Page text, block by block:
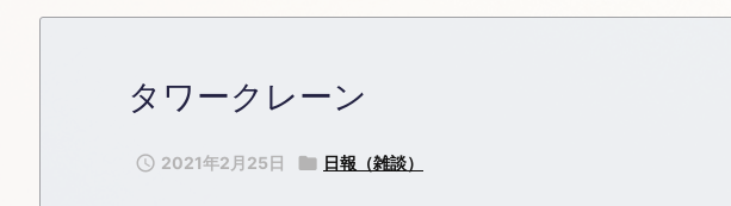
タワークレーン
 2021年2月25日  日報（雑談）